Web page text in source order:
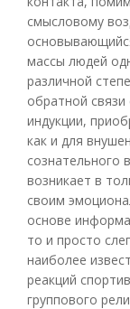
смысловому
массы людей
различной
обратной
индукции,
как и для
сознательного
возникает в
своим
основе
то и просто
наиболее
реакций
группового